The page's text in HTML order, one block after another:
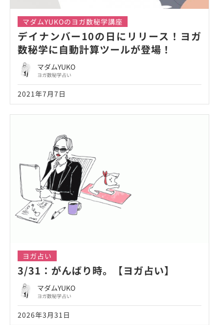
マダムYUKOのヨガ数秘学講座
デイナンバー10の日にリリース！ヨガ
数秘学に自動計算ツールが登場！
マダムYUKO
ヨガ数秘学占い
2021年7月7日
ヨガ占い
3/31：がんばり時。【ヨガ占い】
マダムYUKO
ヨガ数秘学占い
2026年3月31日